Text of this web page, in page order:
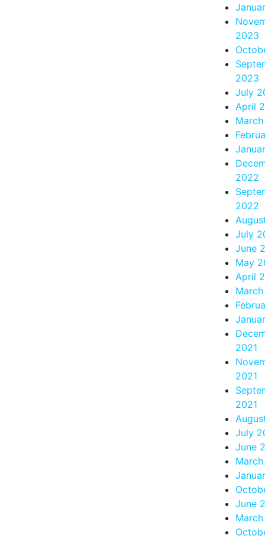
2023
2023
July
April
2022
2022
July
June
May
April
2021
2021
2021
July
June
June